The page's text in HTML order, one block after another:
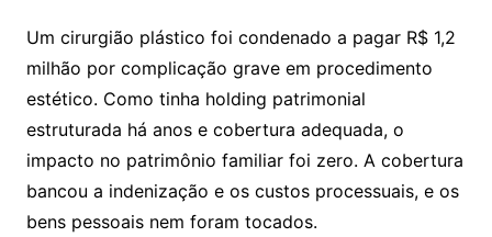
Um cirurgião plástico foi condenado a pagar R$ 1,2
milhão por complicação grave em procedimento
estético. Como tinha holding patrimonial
estruturada há anos e cobertura adequada, o
impacto no patrimônio familiar foi zero. A cobertura
bancou a indenização e os custos processuais, e os
bens pessoais nem foram tocados.